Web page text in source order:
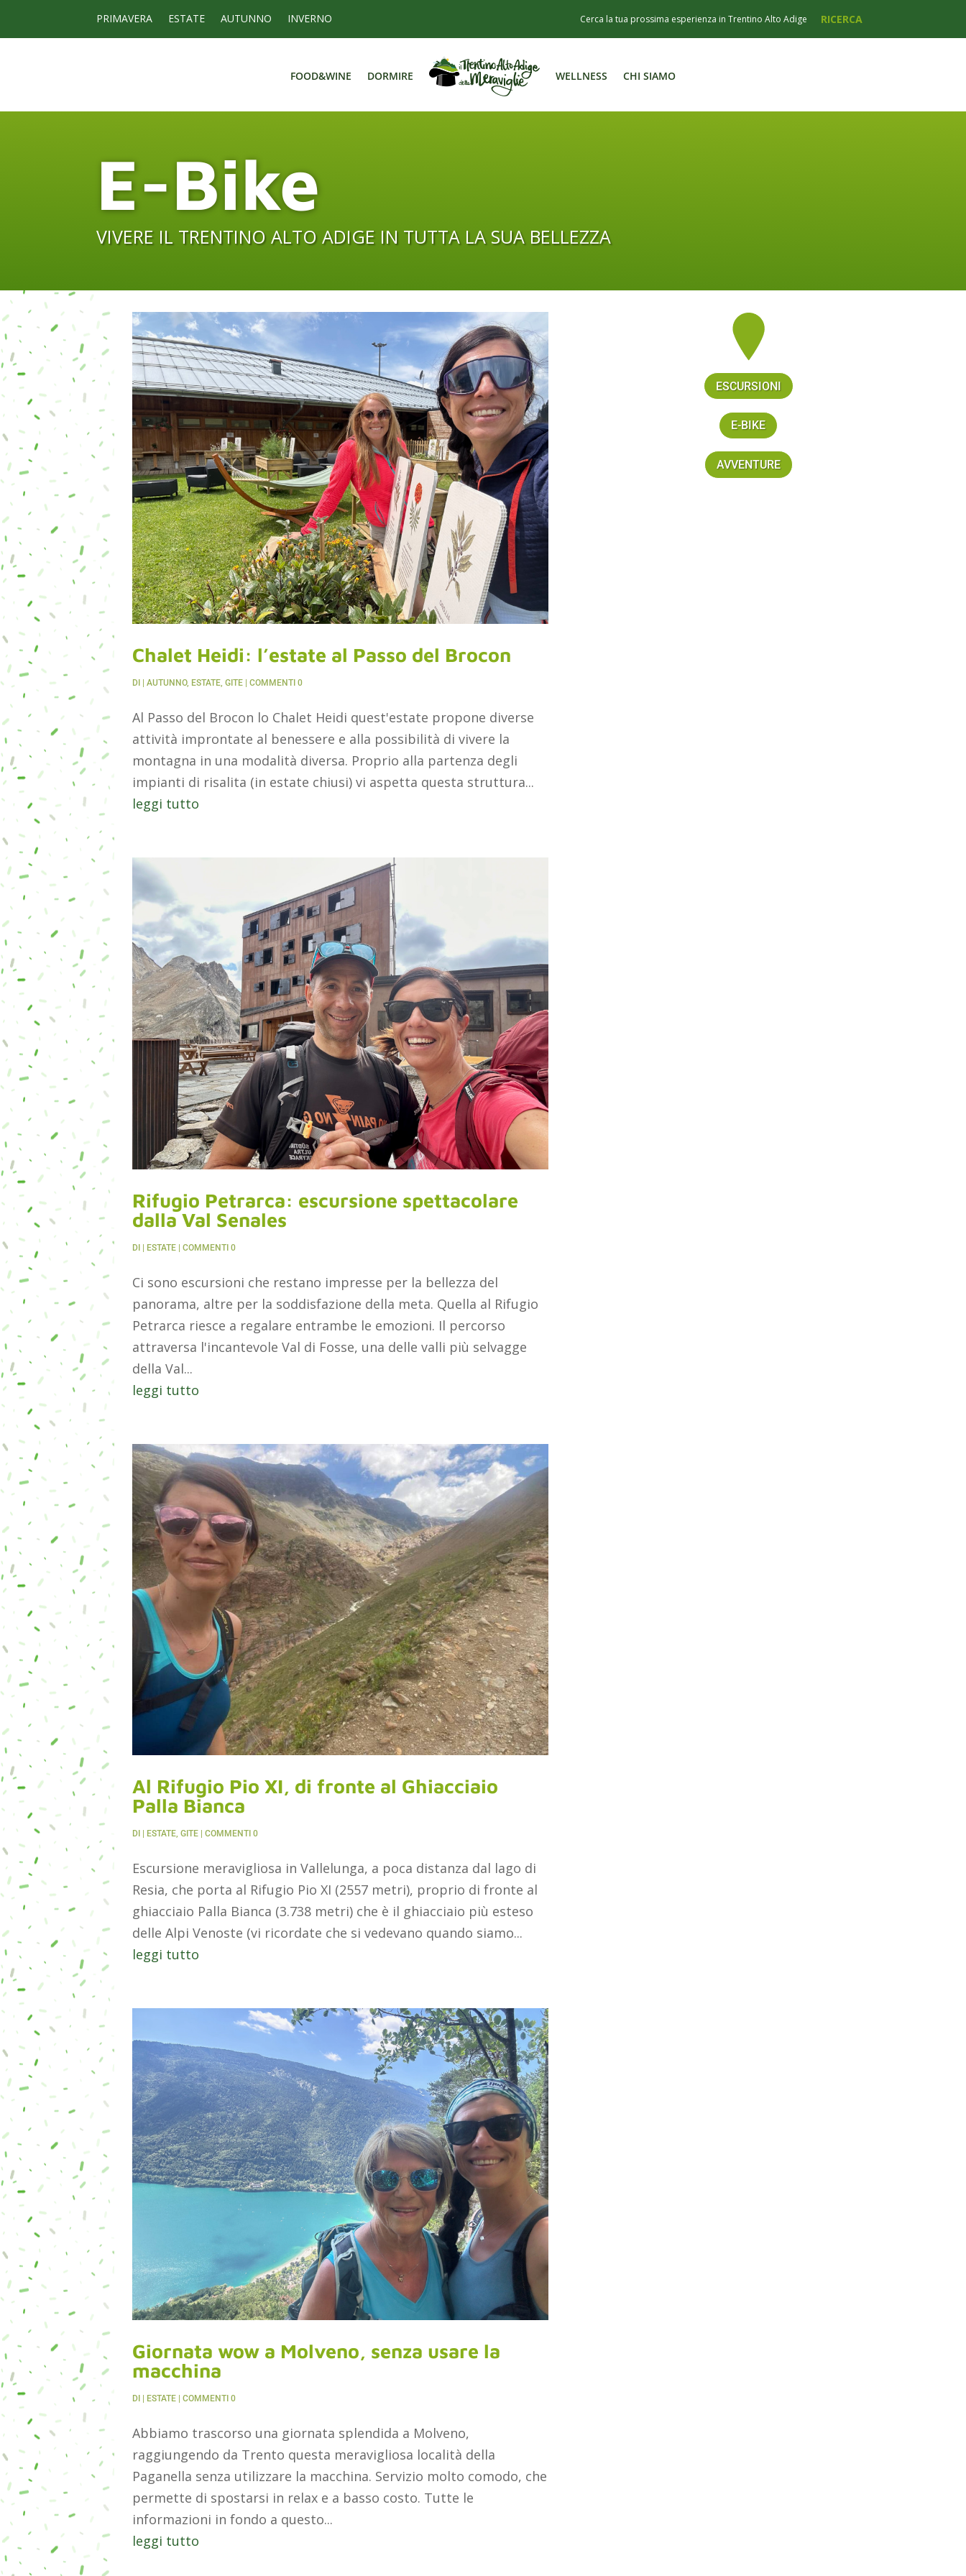
PRIMAVERA ESTATE AUTUNNO INVERNO
FOOD&WINE DORMIRE WELLNESS CHI SIAMO
E-Bike
VIVERE IL TRENTINO ALTO ADIGE IN TUTTA LA SUA BELLEZZA
Chalet Heidi: l’estate al Passo del Brocon
DI |AUTUNNO, ESTATE ,GITE | COMMENTI 0
Al Passo del Brocon lo Chalet Heidi quest'estate propone diverse
attività improntate al benessere e alla possibilità di vivere la
montagna in una modalità diversa. Proprio alla partenza degli
impianti di risalita (in estate chiusi) vi aspetta questa struttura...
leggi tutto
Rifugio Petrarca: escursione spettacolare
dalla Val Senales
DI | ESTATE | COMMENTI 0
Ci sono escursioni che restano impresse per la bellezza del
panorama, altre per la soddisfazione della meta. Quella al Rifugio
Petrarca riesce a regalare entrambe le emozioni. Il percorso
attraversa l'incantevole Val di Fosse, una delle valli più selvagge
della Val...
leggi tutto
Al Rifugio Pio XI, di fronte al Ghiacciaio
Palla Bianca
DI ESTATE,GITE | COMMENTI 0
Escursione meravigliosa in Vallelunga, a poca distanza dal lago di
Resia, che porta al Rifugio Pio XI (2557 metri), proprio di fronte al
ghiacciaio Palla Bianca (3.738 metri) che è il ghiacciaio più esteso
delle Alpi Venoste (vi ricordate che si vedevano quando siamo...
leggi tutto
Giornata wow a Molveno, senza usare la
macchina
DI ESTATE | COMMENTI 0
Abbiamo trascorso una giornata splendida a Molveno,
raggiungendo da Trento questa meravigliosa località della
Paganella senza utilizzare la macchina. Servizio molto comodo, che
permette di spostarsi in relax e a basso costo. Tutte le
informazioni in fondo a questo...
leggi tutto
ESCURSIONI
E-BIKE
AVVENTURE